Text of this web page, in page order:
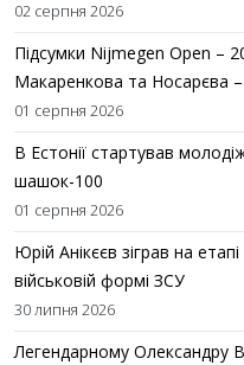
02 серпня 2026
Підсумки Nijmegen Open –
Макаренкова та Носарєва –
01 серпня 2026
В Естонії стартував
шашок-100
01 серпня 2026
Юрій Анікєєв зіграв на
військовій формі ЗСУ
30 липня 2026
Легендарному Олександру